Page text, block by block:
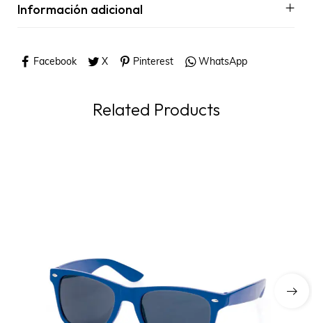
Información adicional
Facebook X Pinterest WhatsApp
Related Products